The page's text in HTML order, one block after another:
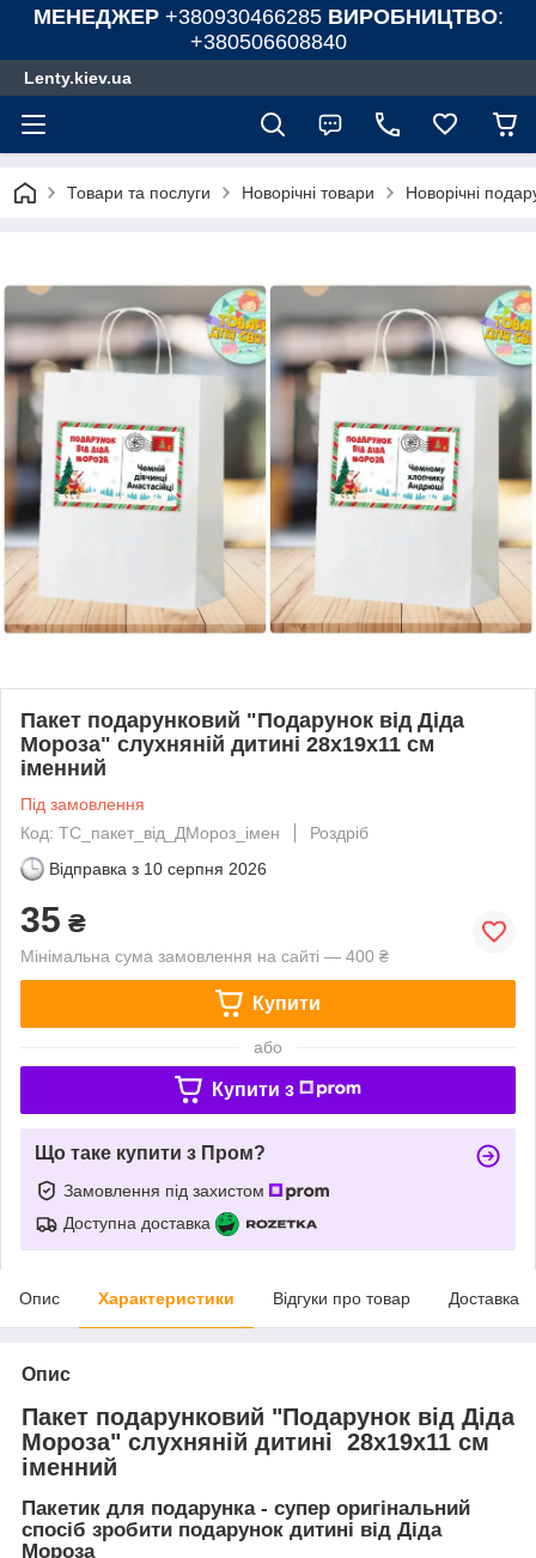
МЕНЕДЖЕР +380930466285 ВИРОБНИЦТВО:
+380506608840
Lenty.kiev.ua
Товари та послуги Новорічні товари Новорічні
Пакет подарунковий "Подарунок від Діда
Мороза" слухняній дитині 28х19х11 см
іменний
Під замовлення
Код: ТС_пакет_від_ДМороз_імен
Роздріб
Відправка з 10 серпня 2026
35 ₴
Мінімальна сума замовлення на сайті — 400 ₴
Купити
або
Купити з
Що таке купити з Пром?
Замовлення під захистом
Доступна доставка
Опис Характеристики Відгуки про товар Доставка
Опис
Пакет подарунковий "Подарунок від Діда
Мороза" слухняній дитині 28х19х11 см
іменний
Пакетик для подарунка - супер оригінальний
спосіб зробити подарунок дитині від Діда
Мороза